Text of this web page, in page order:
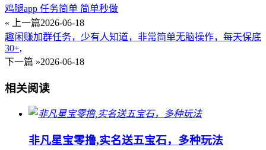
鸡腿app 任务简单 简单秒做
« 上一篇2026-06-18
趣闲赚加群任务，少有人知道，非常简单无脑操作，每天保底
30+,
下一篇 »2026-06-18
相关阅读
非凡星宝零撸,实名送五宝石，多种玩法